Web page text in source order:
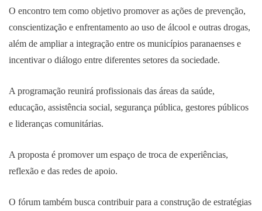
O encontro tem como objetivo promover as ações de prevenção,
conscientização e enfrentamento ao uso de álcool e outras drogas,
além de ampliar a integração entre os municípios paranaenses e
incentivar o diálogo entre diferentes setores da sociedade.
A programação reunirá profissionais das áreas da saúde,
educação, assistência social, segurança pública, gestores públicos
e lideranças comunitárias.
A proposta é promover um espaço de troca de experiências,
reflexão e das redes de apoio.
O fórum também busca contribuir para a construção de estratégias